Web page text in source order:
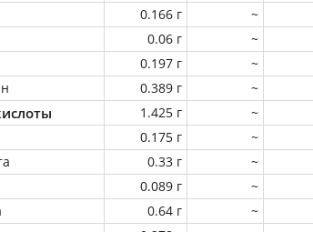
0.166 г
~
0.06 г
~
0.197 г
~
0.389 г ~
1.425 г
~
0.175 г
~
0.33 г
~
0.089 г
~
0.64 г
~